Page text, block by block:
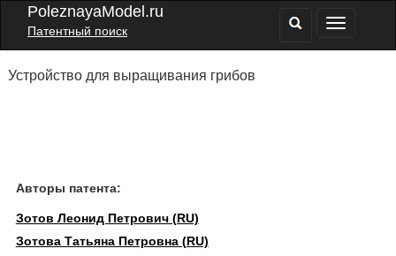
PoleznayaModel.ru
Патентный поиск
Устройство для выращивания грибов
Авторы патента:
Зотов Леонид Петрович (RU)
Зотова Татьяна Петровна (RU)